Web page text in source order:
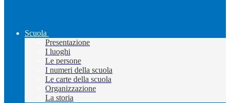
Scuola
Presentazione
I luoghi
Le persone
I numeri della scuola
Le carte della scuola
Organizzazione
La storia